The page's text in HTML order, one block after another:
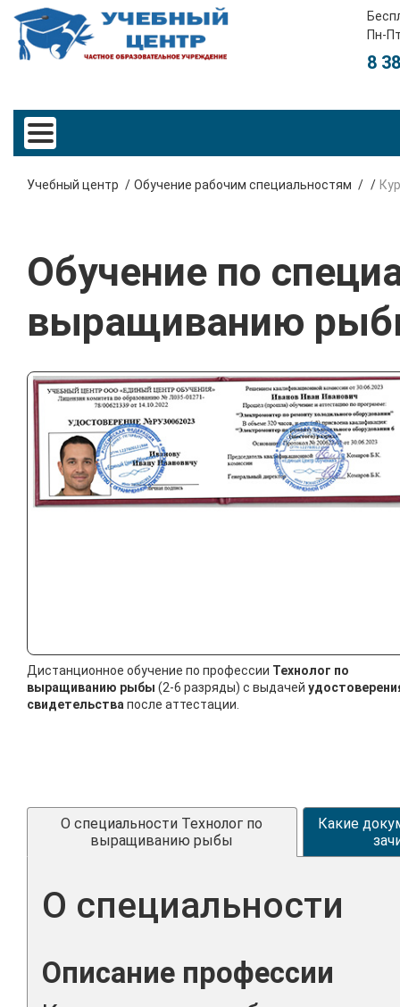
Пн-
8
Учебный центр Обучение рабочим специальностям
Обучение по
выращиванию
Дистанционное обучение по профессии Технолог по
выращиванию рыбы (2-6 разряды) с выдачей
свидетельствапосле аттестации.
О специальности Технолог по
выращиванию рыбы
Какие
О специальности
Описание профессии